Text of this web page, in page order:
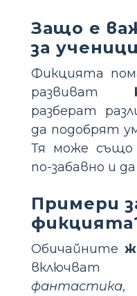
Защо е
за
Фикцията
развиват
разберат
да подобрят
Тя може също
по-забавно и
Примери
Обичайните
включват
фантастика